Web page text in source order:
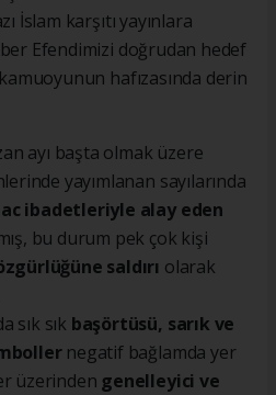
İslam karşıtı yayınlara
Efendimizi doğrudan hedef
hafızasında derin
ayı başta olmak üzere
yayımlanan sayılarında
ibadetleriyle alay eden
bu durum pek çok kişi
saldırı olarak
sık sık başörtüsü, sarık ve
negatif bağlamda yer
üzerinden genelleyici ve